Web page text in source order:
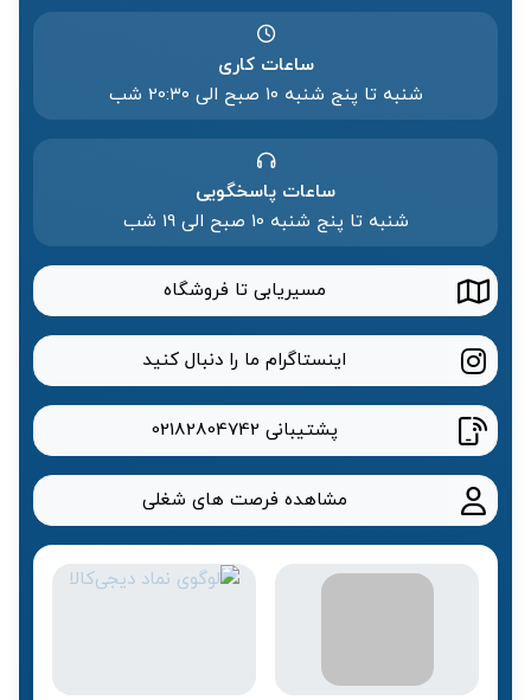
ساعات کاری
شنبه تا پنج شنبه ۱۰ صبح الی 20:۳۰ شب
ساعات پاسخگویی
شنبه تا پنج شنبه 10 صبح الی 19 شب
مسیریابی تا فروشگاه
اینستاگرام ما را دنبال کنید
پشتیبانی 02182804742
مشاهده فرصت های شغلی